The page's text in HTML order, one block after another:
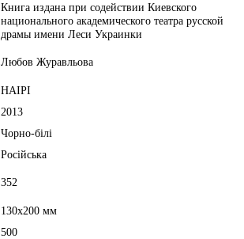
Книга издана при содействии Киевского
национального академического театра русской
драмы имени Леси Украинки
Любов Журавльова
НАІРІ
2013
Чорно-білі
Російська
352
130х200 мм
500